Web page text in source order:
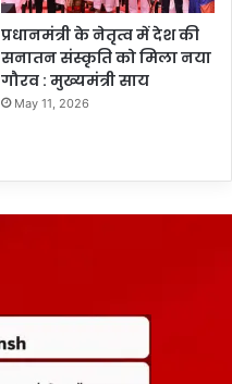
प्रधानमंत्री के नेतृत्व में देश की
सनातन संस्कृति को मिला नया
गौरव : मुख्यमंत्री साय
May 11, 2026